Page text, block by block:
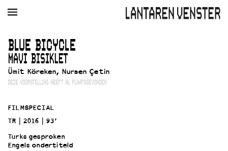
AGENDA FILM MUZIEK
Winkelmandje
Zoek
Kaartverkoop
BLUE BICYCLE
MAVI BISIKLET
Ümit Köreken, Nursen Çetin
DEZE VOORSTELLING HEEFT AL PLAATSGEVONDEN
FILMSPECIAL
TR
2016
93’
Turks gesproken
Engels ondertiteld